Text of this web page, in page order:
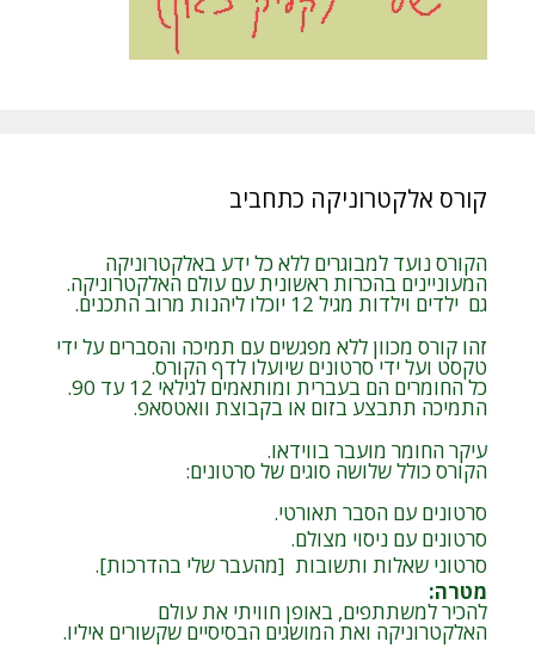
קורס אלקטרוניקה כתחביב
הקורס נועד למבוגרים ללא כל ידע באלקטרוניקה
המעוניינים בהכרות ראשונית עם עולם האלקטרוניקה.
גם ילדים וילדות מגיל 12 יוכלו ליהנות מרוב התכנים.
זהו קורס מכוון ללא מפגשים עם תמיכה והסברים על ידי
טקסט ועל ידי סרטונים שיועלו לדף הקורס.
כל החומרים הם בעברית ומותאמים לגילאי 12 עד 90.
התמיכה תתבצע בזום או בקבוצת וואטסאפ.
עיקר החומר מועבר בווידאו.
הקורס כולל שלושה סוגים של סרטונים:
סרטונים עם הסבר תאורטי.
סרטונים עם ניסוי מצולם.
סרטוני שאלות ותשובות [מהעבר שלי בהדרכות].
מטרה:
להכיר למשתתפים, באופן חוויתי את עולם
האלקטרוניקה ואת המושגים הבסיסיים שקשורים איליו.